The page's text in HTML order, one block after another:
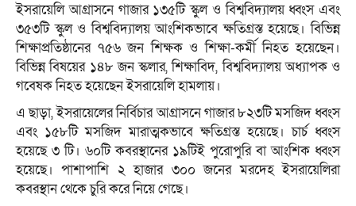
ইসরায়েলি আগ্রাসনে গাজার ১৩৫টি স্কুল ও বিশ্ববিদ্যালয় ধ্বংস এবং
৩৫৩টি স্কুল ও বিশ্ববিদ্যালয় আংশিকভাবে ক্ষতিগ্রস্ত হয়েছে। বিভিন্ন
শিক্ষাপ্রতিষ্ঠানের ৭৫৬ জন শিক্ষক ও শিক্ষা-কর্মী নিহত হয়েছেন।
বিভিন্ন বিষয়ের ১৪৮ জন স্কলার, শিক্ষাবিদ, বিশ্ববিদ্যালয় অধ্যাপক ও
গবেষক নিহত হয়েছেন ইসরায়েলি হামলায়।
এ ছাড়া, ইসরায়েলের নির্বিচার আগ্রাসনে গাজার ৮২৩টি মসজিদ ধ্বংস
এবং ১৫৮টি মসজিদ মারাত্মকভাবে ক্ষতিগ্রস্ত হয়েছে। চার্চ ধ্বংস
হয়েছে ৩ টি। ৬০টি কবরস্থানের ১৯টিই পুরোপুরি বা আংশিক ধ্বংস
হয়েছে। পাশাপাশি ২ হাজার ৩০০ জনের মরদেহ ইসরায়েলিরা
কবরস্থান থেকে চুরি করে নিয়ে গেছে।